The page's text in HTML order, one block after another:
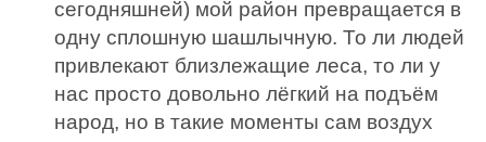
сегодняшней) мой район превращается в
одну сплошную шашлычную. То ли людей
привлекают близлежащие леса, то ли у
нас просто довольно лёгкий на подъём
народ, но в такие моменты сам воздух